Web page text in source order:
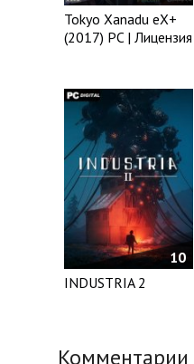
Tokyo Xanadu eX+
(2017) PC | Лицензия
10
INDUSTRIA 2
Комментарии